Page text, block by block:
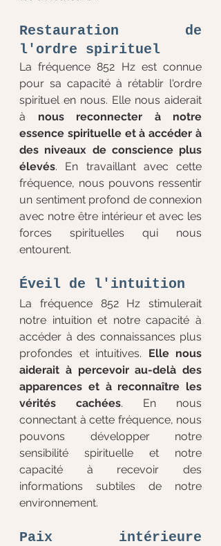
Restauration de
l'ordre spirituel
La fréquence 852 Hz est connue
pour sa capacité à rétablir l'ordre
spirituel en nous. Elle nous aiderait
à nous reconnecter à notre
essence spirituelle et à accéder à
des niveaux de conscience plus
élevés. En travaillant avec cette
fréquence, nous pouvons ressentir
un sentiment profond de connexion
avec notre être intérieur et avec les
forces spirituelles qui nous
entourent.
Éveil de l'intuition
La fréquence 852 Hz stimulerait
notre intuition et notre capacité à
accéder à des connaissances plus
profondes et intuitives. Elle nous
aiderait à percevoir au-delà des
apparences et à reconnaître les
vérités cachées. En nous
connectant à cette fréquence, nous
pouvons développer notre
sensibilité spirituelle et notre
capacité à recevoir des
informations subtiles de notre
environnement.
Paix intérieure